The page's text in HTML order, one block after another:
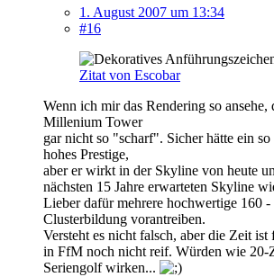
1. August 2007 um 13:34
#16
Zitat von Escobar
Wenn ich mir das Rendering so ansehe,
Millenium Tower
gar nicht so "scharf". Sicher hätte ein
hohes Prestige,
aber er wirkt in der Skyline von heute
nächsten 15 Jahre erwarteten Skyline
Lieber dafür mehrere hochwertige 160
Clusterbildung vorantreiben.
Versteht es nicht falsch, aber die Zeit ist
in FfM noch nicht reif. Würden wie 20-
Seriengolf wirken...